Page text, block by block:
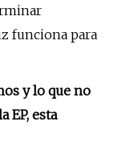
funciona para
y lo que no
EP, esta